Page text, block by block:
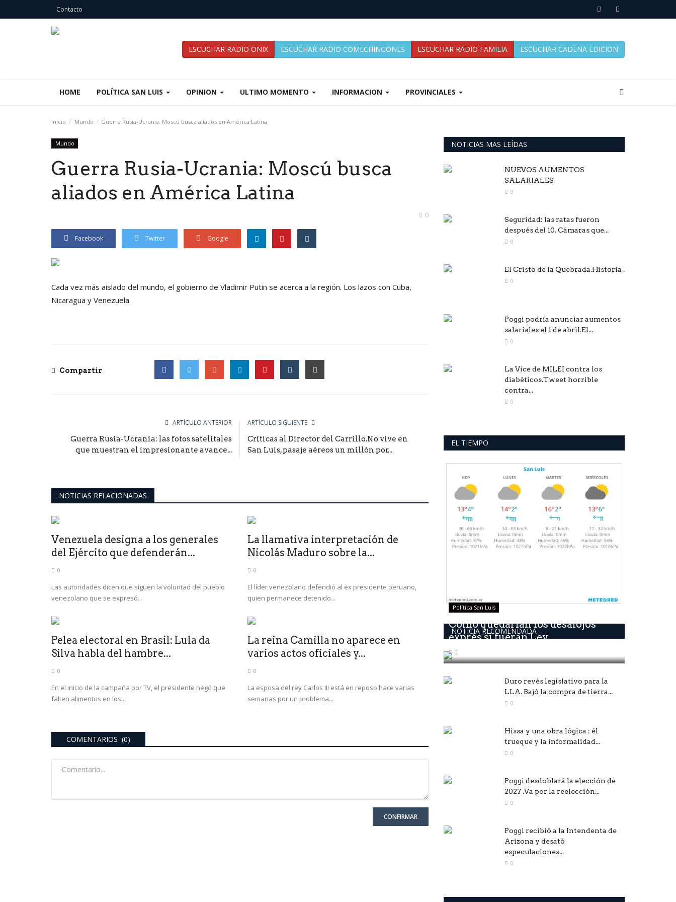
Contacto
ESCUCHAR RADIO ONIX ESCUCHAR RADIO COMECHINGONES ESCUCHAR RADIO FAMILIA ESCUCHAR CADENA EDICION
HOME POLÍTICA SAN LUIS OPINION ULTIMO MOMENTO INFORMACION PROVINCIALES
Inicio Mundo Guerra Rusia-Ucrania: Moscú busca aliados en América Latina
Mundo
Guerra Rusia-Ucrania: Moscú busca
aliados en América Latina
0
Facebook Twitter Google
Cada vez más aislado del mundo, el gobierno de Vladimir Putin se acerca a la región. Los lazos con Cuba,
Nicaragua y Venezuela.
Compartir
ARTÍCULO ANTERIOR
Guerra Rusia-Ucrania: las fotos satelitales
que muestran el impresionante avance...
ARTÍCULO SIGUIENTE
Críticas al Director del Carrillo.No vive en
San Luis, pasaje aéreos un millón por...
NOTICIAS RELACIONADAS
Venezuela designa a los generales
del Ejército que defenderán...
0
Las autoridades dicen que siguen la voluntad del pueblo
venezolano que se expresó...
La llamativa interpretación de
Nicolás Maduro sobre la...
0
El líder venezolano defendió al ex presidente peruano,
quien permanece detenido...
Pelea electoral en Brasil: Lula da
Silva habla del hambre...
0
En el inicio de la campaña por TV, el presidente negó que
falten alimentos en los...
La reina Camilla no aparece en
varios actos oficiales y...
0
La esposa del rey Carlos III está en reposo hace varias
semanas por un problema...
COMENTARIOS (0)
CONFIRMAR
NOTICIAS MAS LEÍDAS
NUEVOS AUMENTOS
SALARIALES
0
Seguridad: las ratas fueron
después del 10. Cámaras que...
0
El Cristo de la Quebrada.Historia .
0
Poggi podría anunciar aumentos
salariales el 1 de abril.El...
0
La Vice de MILEI contra los
diabéticos.Tweet horrible
contra...
0
EL TIEMPO
NOTICIA RECOMENDADA
Política San Luis
Como quedarían los desalojos
exprés si fueran Ley
0
Duro revés legislativo para la
LLA. Bajó la compra de tierra...
0
Hissa y una obra lógica : él
trueque y la informalidad...
0
Poggi desdoblará la elección de
2027 .Va por la reelección...
0
Poggi recibió a la Intendenta de
Arizona y desató
especulaciones...
0